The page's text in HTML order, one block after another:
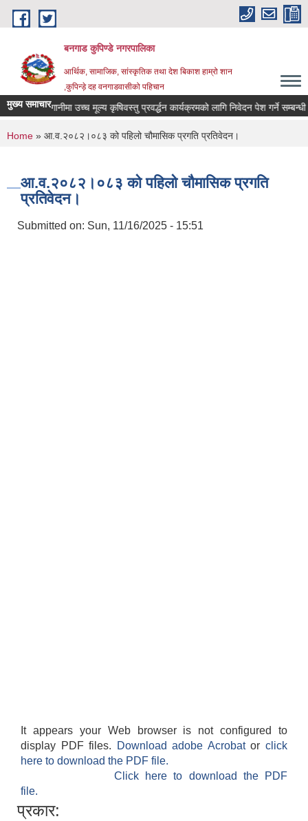
Skip to main content
बनगाड कुपिण्डे नगरपालिका
आर्थिक, सामाजिक, सांस्कृतिक तथा देश बिकाश हाम्रो शान
,कुपिन्ड़े दह वनगाडवासीको पहिचान
मुख्य समाचार
सह लगानीमा उच्च मूल्य कृषिवस्तु प्रवर्द्धन कार्यक्रमको लागि निवेदन पेश गर्ने सम्बन्धी
You are here
Home » आ.व.२०८२।०८३ को पहिलो चौमासिक प्रगति प्रतिवेदन।
आ.व.२०८२।०८३ को पहिलो चौमासिक प्रगति
प्रतिवेदन।
Submitted on: Sun, 11/16/2025 - 15:51
It appears your Web browser is not configured to
display PDF files.
Download adobe Acrobatorclick
here to download the PDF file.
Click here to download the PDF
file.
प्रकार: